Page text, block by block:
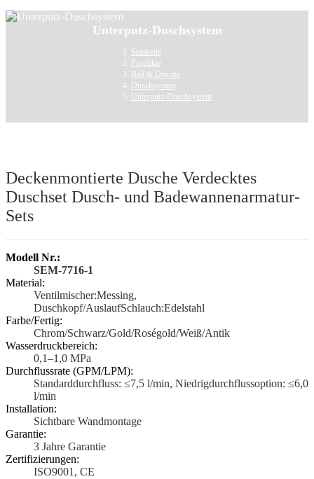
Unterputz-Duschsystem
Startseite
Produkte
Bad & Dusche
Duschsystem
Unterputz-Duschsystem
Deckenmontierte Dusche Verdecktes
Duschset Dusch- und Badewannenarmatur-
Sets
Modell Nr.:
SEM-7716-1
Material:
Ventilmischer:Messing,
Duschkopf/AuslaufSchlauch:Edelstahl
Farbe/Fertig:
Chrom/Schwarz/Gold/Roségold/Weiß/Antik
Wasserdruckbereich:
0,1–1,0 MPa
Durchflussrate (GPM/LPM):
Standarddurchfluss: ≤7,5 l/min, Niedrigdurchflussoption: ≤6,0
l/min
Installation:
Sichtbare Wandmontage
Garantie:
3 Jahre Garantie
Zertifizierungen:
ISO9001, CE